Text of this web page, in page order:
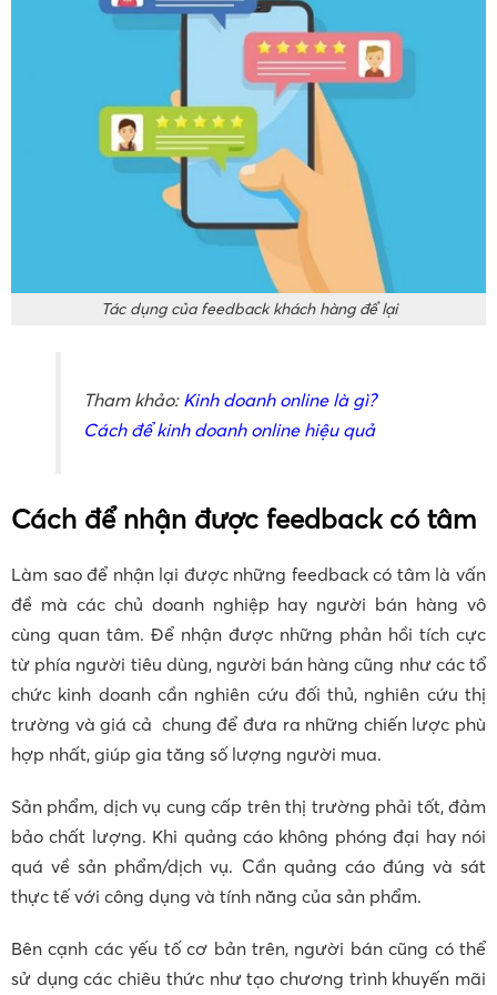
Tác dụng của feedback khách hàng để lại
Tham khảo: Kinh doanh online là gì?
Cách để kinh doanh online hiệu quả
Cách để nhận được feedback có tâm
Làm sao để nhận lại được những feedback có tâm là vấn
đề mà các chủ doanh nghiệp hay người bán hàng vô
cùng quan tâm. Để nhận được những phản hồi tích cực
từ phía người tiêu dùng, người bán hàng cũng như các tổ
chức kinh doanh cần nghiên cứu đối thủ, nghiên cứu thị
trường và giá cả chung để đưa ra những chiến lược phù
hợp nhất, giúp gia tăng số lượng người mua.
Sản phẩm, dịch vụ cung cấp trên thị trường phải tốt, đảm
bảo chất lượng. Khi quảng cáo không phóng đại hay nói
quá về sản phẩm/dịch vụ. Cần quảng cáo đúng và sát
thực tế với công dụng và tính năng của sản phẩm.
Bên cạnh các yếu tố cơ bản trên, người bán cũng có thể
sử dụng các chiêu thức như tạo chương trình khuyến mãi